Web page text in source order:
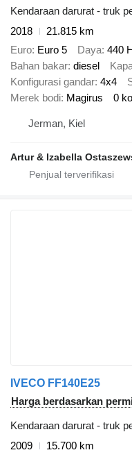
Kendaraan darurat - truk
2018
21.815 km
Euro Euro 5 Daya 440
Bahan bakar diesel
Konfigurasi gandar 4x4
Merek bodi Magirus 0
Jerman, Kiel
Artur & Izabella
IVECO FF140E25
Harga berdasarkan
Kendaraan darurat - truk
2009
15.700 km